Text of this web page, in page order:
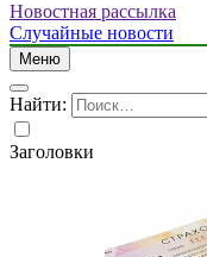
Новостная рассылка
Случайные новости
Меню
Найти:
Заголовки